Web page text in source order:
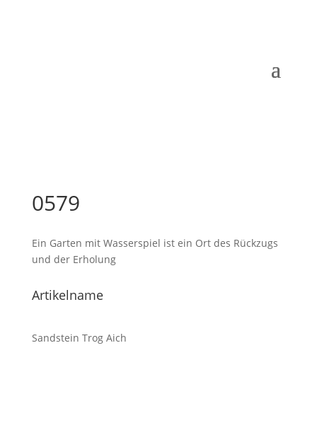
0579
Ein Garten mit Wasserspiel ist ein Ort des Rückzugs
und der Erholung
Artikelname
Sandstein Trog Aich